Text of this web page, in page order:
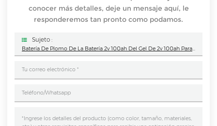
conocer más detalles, deje un mensaje aquí, le
responderemos tan pronto como podamos.
Sujeto :
Batería De Plomo De La Batería 2v 100ah Del Gel De 2v 100ah Para Los Sistemas De Iluminación De Emergencia